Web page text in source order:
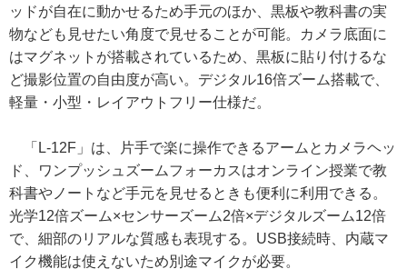
ッドが自在に動かせるため手元のほか、黒板や教科書の実
物なども見せたい角度で見せることが可能。カメラ底面に
はマグネットが搭載されているため、黒板に貼り付けるな
ど撮影位置の自由度が高い。デジタル16倍ズーム搭載で、
軽量・小型・レイアウトフリー仕様だ。
「L-12F」は、片手で楽に操作できるアームとカメラヘッ
ド、ワンプッシュズームフォーカスはオンライン授業で教
科書やノートなど手元を見せるときも便利に利用できる。
光学12倍ズーム×センサーズーム2倍×デジタルズーム12倍
で、細部のリアルな質感も表現する。USB接続時、内蔵マ
イク機能は使えないため別途マイクが必要。